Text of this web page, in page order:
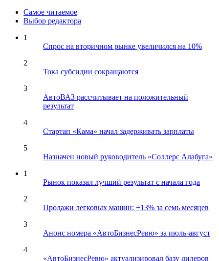
Самое читаемое
Выбор редактора
1
Спрос на вторичном рынке увеличился на 10%
2
Тока субсидии сокращаются
3
АвтоВАЗ рассчитывает на положительный
результат
4
Стартап «Кама» начал задерживать зарплаты
5
Назначен новый руководитель «Соллерс Алабуга»
1
Рынок показал лучший результат с начала года
2
Продажи легковых машин: +13% за семь месяцев
3
Анонс номера «АвтоБизнесРевю» за июль-август
4
«АвтоБизнесРевю» актуализировал базу дилеров